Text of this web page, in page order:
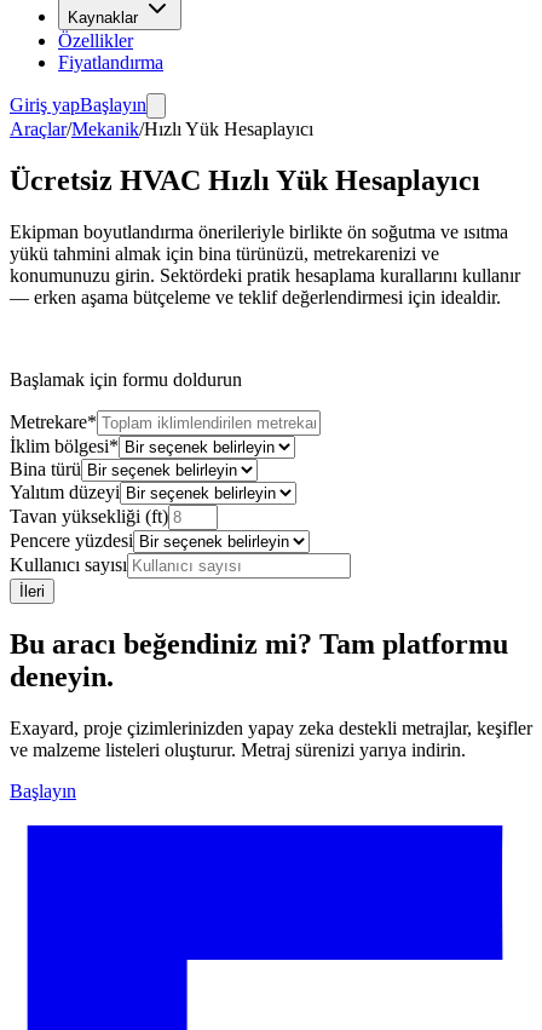
Kaynaklar
Özellikler
Fiyatlandırma
Giriş yapBaşlayın
Araçlar/Mekanik/Hızlı Yük Hesaplayıcı
Ücretsiz HVAC Hızlı Yük Hesaplayıcı
Ekipman boyutlandırma önerileriyle birlikte ön soğutma ve ısıtma
yükü tahmini almak için bina türünüzü, metrekarenizi ve
konumunuzu girin. Sektördeki pratik hesaplama kurallarını kullanır
— erken aşama bütçeleme ve teklif değerlendirmesi için idealdir.
Başlamak için formu doldurun
Metrekare*
İklim bölgesi*
Bina türü
Yalıtım düzeyi
Tavan yüksekliği (ft)
Pencere yüzdesi
Kullanıcı sayısı
İleri
Bu aracı beğendiniz mi? Tam platformu
deneyin.
Exayard, proje çizimlerinizden yapay zeka destekli metrajlar, keşifler
ve malzeme listeleri oluşturur. Metraj sürenizi yarıya indirin.
Başlayın